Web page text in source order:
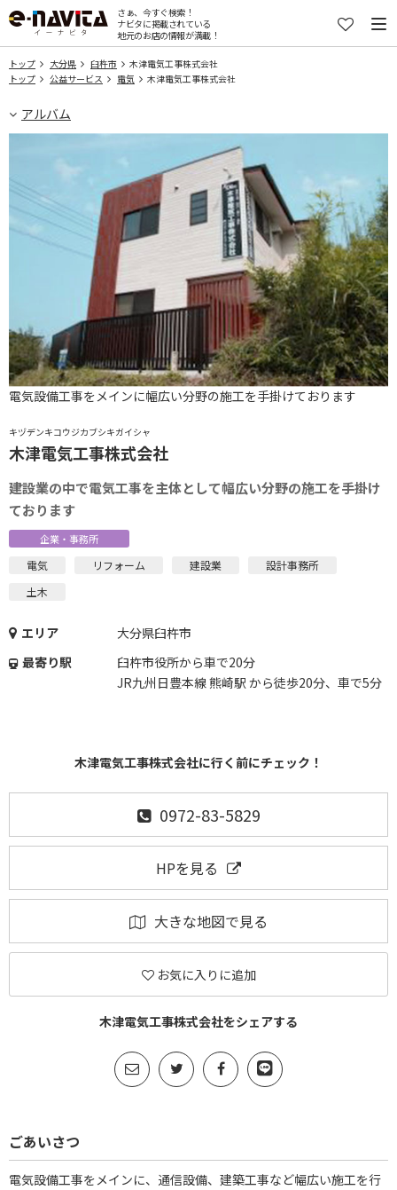
さぁ、今すぐ検索！
ナビタに掲載されている
地元のお店の情報が満載！
トップ 大分県 臼杵市
木津電気工事株式会社
トップ
公益サービス 電気 木津電気工事株式会社
アルバム
キヅデンキコウジカブシキガイシャ
木津電気工事株式会社
建設業の中で電気工事を主体として幅広い分野の施工を手掛け
ております
企業・事務所
電気 リフォーム 建設業
設計事務所
土木
エリア
大分県臼杵市
最寄り駅
臼杵市役所から車で20分
JR九州日豊本線 熊崎駅 から徒歩20分、車で5分
木津電気工事株式会社に行く前にチェック！
0972-83-5829
HPを見る
大きな地図で見る
お気に入りに追加
木津電気工事株式会社をシェアする
電気設備工事をメインに幅広い分野の施工を手掛けております
ごあいさつ
電気設備工事をメインに、通信設備、建築工事など幅広い施工を行